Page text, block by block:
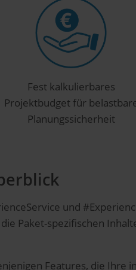
Fest kalkulierbares
Projektbudget für
Planungssicherheit
und
Paket-spezifischen
Features, die